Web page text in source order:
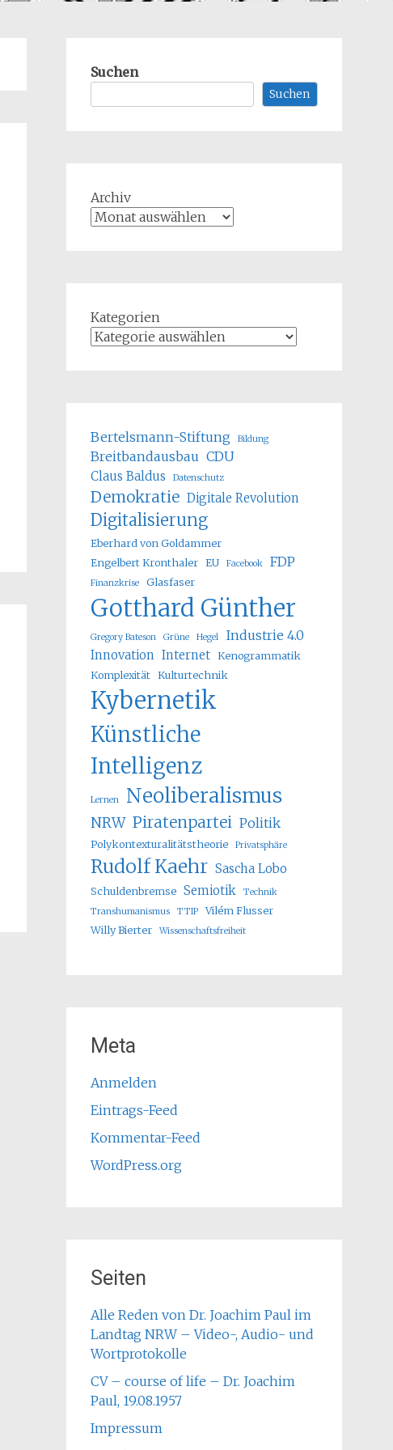
Suchen
Suchen
Archiv
Kategorien
Bertelsmann-Stiftung Bildung
Breitbandausbau CDU
Claus Baldus Datenschutz
Demokratie Digitale Revolution
Digitalisierung
Eberhard von Goldammer
Engelbert Kronthaler EU Facebook FDP
Finanzkrise Glasfaser
Gotthard Günther
Gregory Bateson Grüne Hegel Industrie 4.0
Innovation Internet Kenogrammatik
Komplexität Kulturtechnik
Kybernetik
Künstliche
Intelligenz
Lernen Neoliberalismus
NRW Piratenpartei Politik
Polykontexturalitätstheorie Privatsphäre
Rudolf Kaehr Sascha Lobo
Schuldenbremse Semiotik
Technik
Transhumanismus
TTIP
Vilém Flusser
Willy Bierter
Wissenschaftsfreiheit
Meta
Anmelden
Eintrags-Feed
Kommentar-Feed
WordPress.org
Seiten
Alle Reden von Dr. Joachim Paul im
Landtag NRW – Video-, Audio- und
Wortprotokolle
CV – course of life – Dr. Joachim
Paul, 19.08.1957
Impressum